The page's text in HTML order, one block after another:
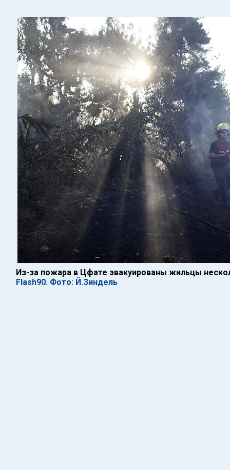
Из-за пожара в Цфате эвакуированы жильцы
Flash90. Фото: Й.Зиндель